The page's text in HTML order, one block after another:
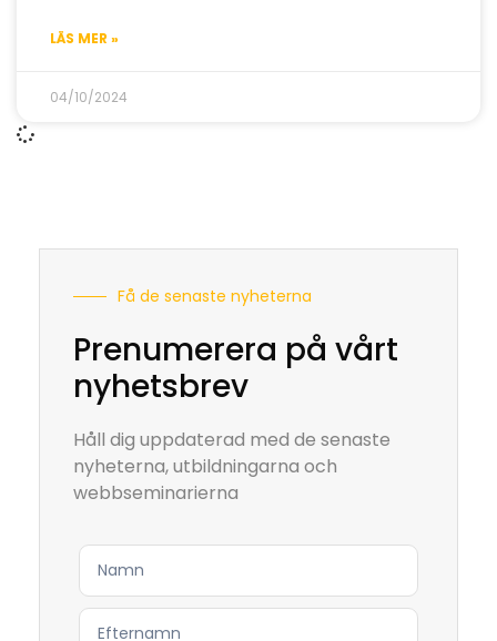
LÄS MER »
04/10/2024
Få de senaste nyheterna
Prenumerera på vårt
nyhetsbrev
Håll dig uppdaterad med de senaste
nyheterna, utbildningarna och
webbseminarierna